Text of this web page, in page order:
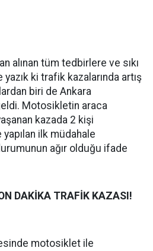
alınan tüm tedbirlere ve sıkı
ki trafik kazalarında artış
biri de Ankara
Motosikletin araca
kazada 2 kişi
ilk müdahale
ağır olduğu ifade
DAKİKA TRAFİK KAZASI!
motosiklet ile